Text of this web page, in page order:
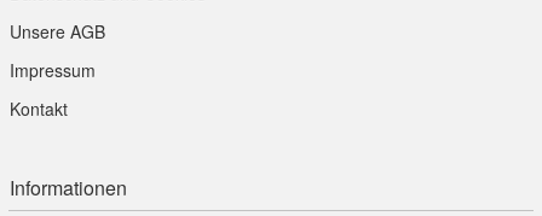
Unsere AGB
Impressum
Kontakt
Informationen